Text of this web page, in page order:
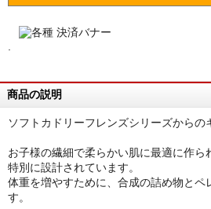
商品の説明
ソフトカドリーフレンズシリーズからの
お子様の繊細で柔らかい肌に最適に作ら
特別に設計されています。
体重を増やすために、合成の詰め物とペ
す。